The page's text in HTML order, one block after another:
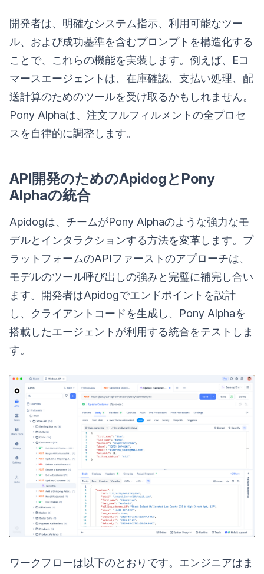
開発者は、明確なシステム指示、利用可能なツー
ル、および成功基準を含むプロンプトを構造化する
ことで、これらの機能を実装します。例えば、Eコ
マースエージェントは、在庫確認、支払い処理、配
送計算のためのツールを受け取るかもしれません。
Pony Alphaは、注文フルフィルメントの全プロセ
スを自律的に調整します。
API開発のためのApidogとPony
Alphaの統合
Apidogは、チームがPony Alphaのような強力なモ
デルとインタラクションする方法を変革します。プ
ラットフォームのAPIファーストのアプローチは、
モデルのツール呼び出しの強みと完璧に補完し合い
ます。開発者はApidogでエンドポイントを設計
し、クライアントコードを生成し、Pony Alphaを
搭載したエージェントが利用する統合をテストしま
す。
ワークフローは以下のとおりです。エンジニアはま